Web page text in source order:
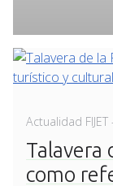
Actualidad FIJET
Talavera
como